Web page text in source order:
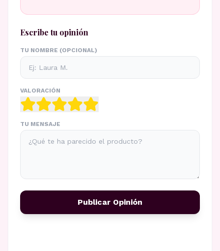
Escribe tu opinión
TU NOMBRE (OPCIONAL)
VALORACIÓN
TU MENSAJE
Publicar Opinión